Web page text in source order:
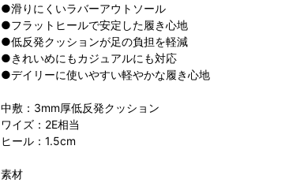
●滑りにくいラバーアウトソール
●フラットヒールで安定した履き心地
●低反発クッションが足の負担を軽減
●きれいめにもカジュアルにも対応
●デイリーに使いやすい軽やかな履き心地
中敷：3mm厚低反発クッション
ワイズ：2E相当
ヒール：1.5cm
素材